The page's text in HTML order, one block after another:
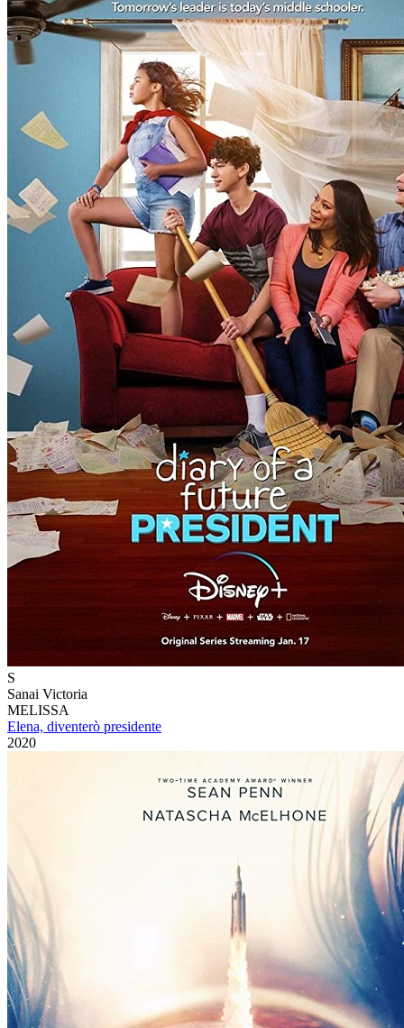
S
Sanai Victoria
MELISSA
Elena, diventerò presidente
2020